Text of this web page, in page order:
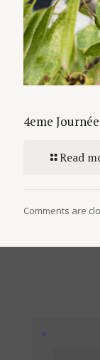
4eme
Read
Comments are